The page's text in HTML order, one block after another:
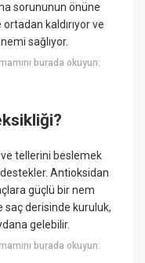
sorununun önüne
kaldırıyor ve
sağlıyor.
burada okuyun:
tellerini beslemek
Antioksidan
güçlü bir nem
saç derisinde kuruluk,
gelebilir.
burada okuyun: